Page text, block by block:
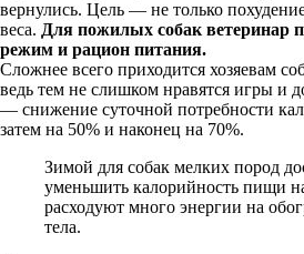
вернулись. Цель — не только
веса. Для пожилых собак ветеринар
режим и рацион питания.
Сложнее всего приходится хозяевам
ведь тем не слишком нравятся игры и
— снижение суточной потребности
затем на 50% и наконец на 70%.
Зимой для собак мелких пород
уменьшить калорийность пищи
расходуют много энергии на
тела.